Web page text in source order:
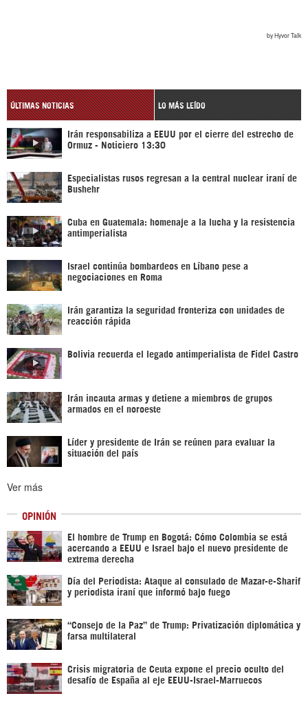
ÚLTIMAS NOTICIAS LO MÁS LEÍDO
Irán responsabiliza a EEUU por el cierre del estrecho de
Ormuz - Noticiero 13:30
Especialistas rusos regresan a la central nuclear iraní de
Bushehr
Cuba en Guatemala: homenaje a la lucha y la resistencia
antimperialista
Israel continúa bombardeos en Líbano pese a
negociaciones en Roma
Irán garantiza la seguridad fronteriza con unidades de
reacción rápida
Bolivia recuerda el legado antimperialista de Fidel Castro
Irán incauta armas y detiene a miembros de grupos
armados en el noroeste
Líder y presidente de Irán se reúnen para evaluar la
situación del país
Ver más
OPINIÓN
El hombre de Trump en Bogotá: Cómo Colombia se está
acercando a EEUU e Israel bajo el nuevo presidente de
extrema derecha
Día del Periodista: Ataque al consulado de Mazar-e-Sharif
y periodista iraní que informó bajo fuego
“Consejo de la Paz” de Trump: Privatización diplomática y
farsa multilateral
Crisis migratoria de Ceuta expone el precio oculto del
desafío de España al eje EEUU-Israel-Marruecos